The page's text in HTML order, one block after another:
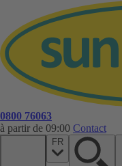
0800 76063
à partir de 09:00 Contact
FR